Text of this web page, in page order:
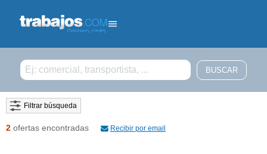
Filtrar búsqueda
2 ofertas encontradas Recibir por email